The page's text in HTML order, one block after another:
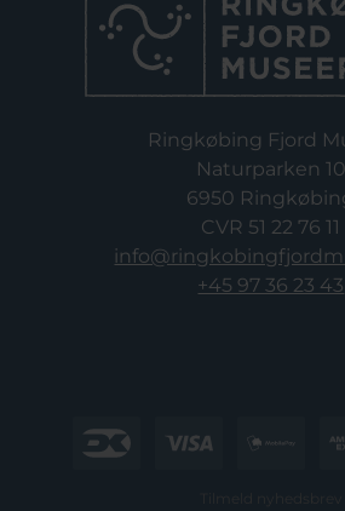
Ringkøbing Fjord
Naturparken 10
6950
CVR 51 22 76 11
+45 97 36 23 43